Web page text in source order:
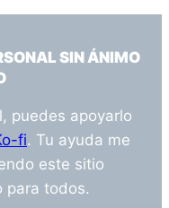
SIN ÁNIMO
puedes apoyarlo
fi. Tu ayuda me
este sitio
para todos.